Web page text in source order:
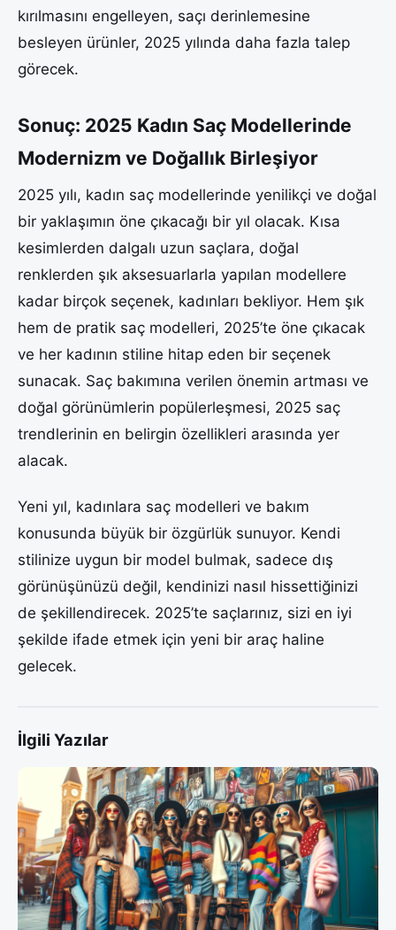
kırılmasını engelleyen, saçı derinlemesine
besleyen ürünler, 2025 yılında daha fazla talep
görecek.
Sonuç: 2025 Kadın Saç Modellerinde
Modernizm ve Doğallık Birleşiyor
2025 yılı, kadın saç modellerinde yenilikçi ve doğal
bir yaklaşımın öne çıkacağı bir yıl olacak. Kısa
kesimlerden dalgalı uzun saçlara, doğal
renklerden şık aksesuarlarla yapılan modellere
kadar birçok seçenek, kadınları bekliyor. Hem şık
hem de pratik saç modelleri, 2025’te öne çıkacak
ve her kadının stiline hitap eden bir seçenek
sunacak. Saç bakımına verilen önemin artması ve
doğal görünümlerin popülerleşmesi, 2025 saç
trendlerinin en belirgin özellikleri arasında yer
alacak.
Yeni yıl, kadınlara saç modelleri ve bakım
konusunda büyük bir özgürlük sunuyor. Kendi
stilinize uygun bir model bulmak, sadece dış
görünüşünüzü değil, kendinizi nasıl hissettiğinizi
de şekillendirecek. 2025’te saçlarınız, sizi en iyi
şekilde ifade etmek için yeni bir araç haline
gelecek.
İlgili Yazılar